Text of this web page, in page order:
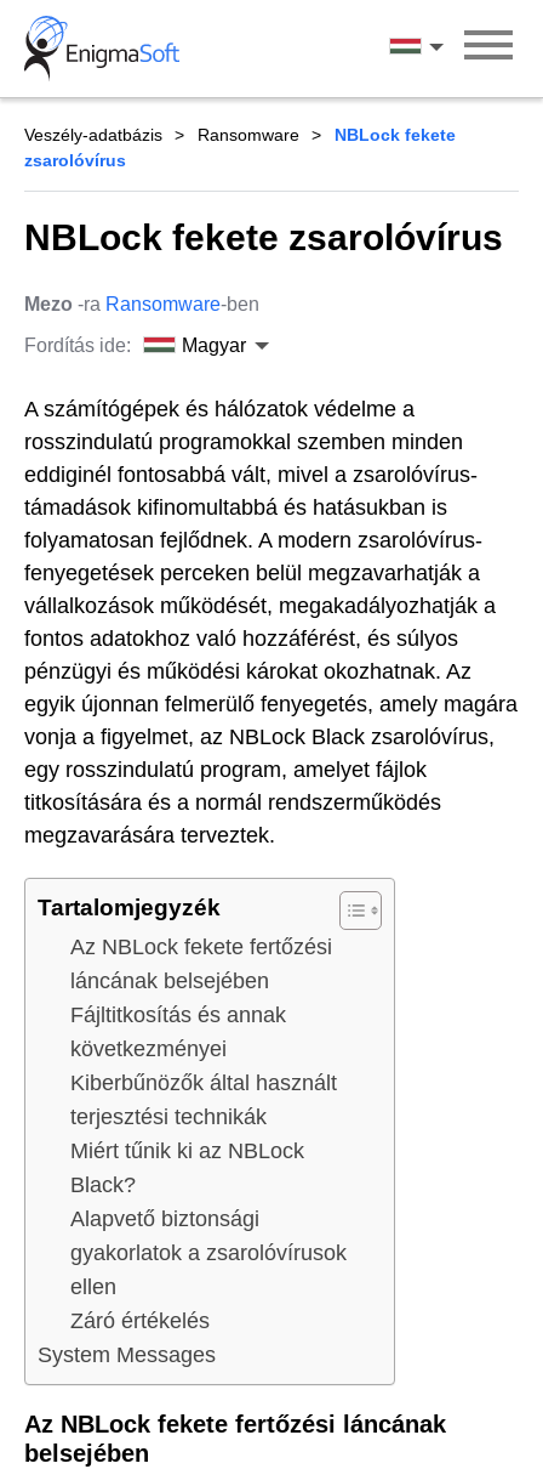
Skip
content
Magyar
Veszély-adatbázis Ransomware
NBLock fekete
zsarolóvírus
NBLock fekete zsarolóvírus
Mezo -ra Ransomware-ben
Fordítás ide:
Magyar
A számítógépek és hálózatok védelme a
rosszindulatú programokkal szemben minden
eddiginél fontosabbá vált, mivel a zsarolóvírus-
támadások kifinomultabbá és hatásukban is
folyamatosan fejlődnek. A modern zsarolóvírus-
fenyegetések perceken belül megzavarhatják a
vállalkozások működését, megakadályozhatják a
fontos adatokhoz való hozzáférést, és súlyos
pénzügyi és működési károkat okozhatnak. Az
egyik újonnan felmerülő fenyegetés, amely magára
vonja a figyelmet, az NBLock Black zsarolóvírus,
egy rosszindulatú program, amelyet fájlok
titkosítására és a normál rendszerműködés
megzavarására terveztek.
Tartalomjegyzék
Az NBLock fekete fertőzési
láncának belsejében
Fájltitkosítás és annak
következményei
Kiberbűnözők által használt
terjesztési technikák
Miért tűnik ki az NBLock
Black?
Alapvető biztonsági
gyakorlatok a zsarolóvírusok
ellen
Záró értékelés
System Messages
Az NBLock fekete fertőzési láncának
belsejében